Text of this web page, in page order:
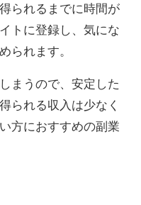
られるまでに時間が
トに登録し、気にな
られます。
まうので、安定した
られる収入は少なく
方におすすめの副業